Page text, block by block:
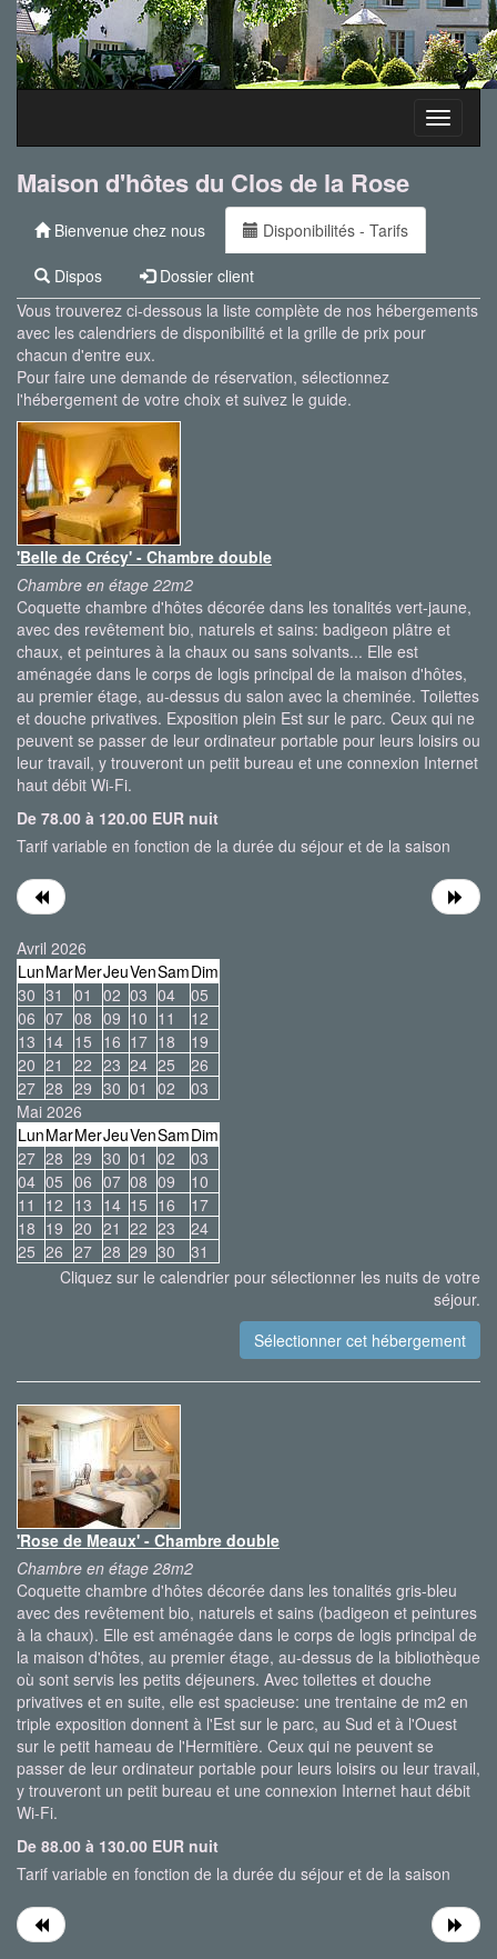
Toggle
Maison d'hôtes du Clos de la Rose
Bienvenue chez nous Disponibilités - Tarifs
Dispos
Dossier client
Vous trouverez ci-dessous la liste complète de nos hébergements
avec les calendriers de disponibilité et la grille de prix pour
chacun d'entre eux.
Pour faire une demande de réservation, sélectionnez
l'hébergement de votre choix et suivez le guide.
'Belle de Crécy' - Chambre double
Chambre en étage 22m2
Coquette chambre d'hôtes décorée dans les tonalités vert-jaune,
avec des revêtement bio, naturels et sains: badigeon plâtre et
chaux, et peintures à la chaux ou sans solvants... Elle est
aménagée dans le corps de logis principal de la maison d'hôtes,
au premier étage, au-dessus du salon avec la cheminée. Toilettes
et douche privatives. Exposition plein Est sur le parc. Ceux qui ne
peuvent se passer de leur ordinateur portable pour leurs loisirs ou
leur travail, y trouveront un petit bureau et une connexion Internet
haut débit Wi-Fi.
De 78.00 à 120.00 EUR nuit
Tarif variable en fonction de la durée du séjour et de la saison
Avril 2026
LunMarMerJeuVenSamDim
30 31 01 02 03 04
05
06 07 08 09 10 11
12
13 14 15 16 17 18
19
20 21 22 23 24 25
26
27 28 29 30 01 02
03
Mai 2026
LunMarMerJeuVenSamDim
27 28 29 30 01 02
03
04 05 06 07 08 09
10
11
12 13 14 15 16
17
18 19 20 21 22 23
24
25 26 27 28 29 30
31
Cliquez sur le calendrier pour sélectionner les nuits de votre
séjour.
'Rose de Meaux' - Chambre double
Chambre en étage 28m2
Coquette chambre d'hôtes décorée dans les tonalités gris-bleu
avec des revêtement bio, naturels et sains (badigeon et peintures
à la chaux). Elle est aménagée dans le corps de logis principal de
la maison d'hôtes, au premier étage, au-dessus de la bibliothèque
où sont servis les petits déjeuners. Avec toilettes et douche
privatives et en suite, elle est spacieuse: une trentaine de m2 en
triple exposition donnent à l'Est sur le parc, au Sud et à l'Ouest
sur le petit hameau de l'Hermitière. Ceux qui ne peuvent se
passer de leur ordinateur portable pour leurs loisirs ou leur travail,
y trouveront un petit bureau et une connexion Internet haut débit
Wi-Fi.
De 88.00 à 130.00 EUR nuit
Tarif variable en fonction de la durée du séjour et de la saison